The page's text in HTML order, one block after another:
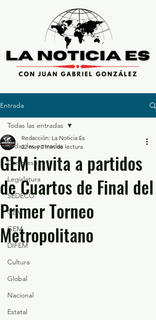
Entrada
Todas las entradas
Congreso
Legislatura
SEDECO
GEM
GEM
DIFEM
Cultura
Global
Nacional
Estatal
Todas las entradas
GEM invita a partidos
de Cuartos de Final del
Primer Torneo
Metropolitano
Redacción: La Noticia Es
22 may 2 min de lectura